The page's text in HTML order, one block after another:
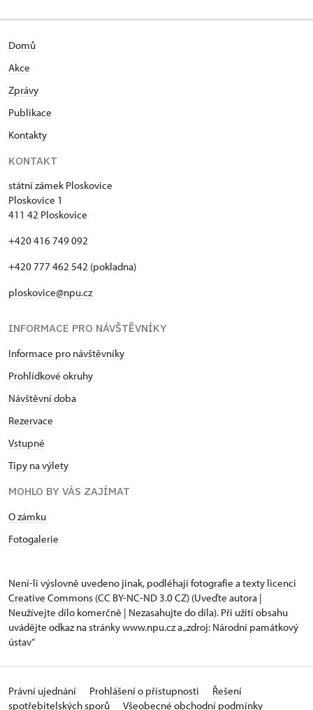
Domů
Akce
Zprávy
Publikace
Kontakty
KONTAKT
státní zámek Ploskovice
Ploskovice 1
411 42 Ploskovice
+420 416 749 092
+420 777 462 542 (pokladna)
ploskovice@npu.cz
INFORMACE PRO NÁVŠTĚVNÍKY
Informace pro návštěvníky
Prohlídkové okruhy
Návštěvní doba
Rezervace
Vstupné
Tipy na výlety
MOHLO BY VÁS ZAJÍMAT
O zámku
Fotogalerie
Není-li výslovně uvedeno jinak, podléhají fotografie a texty licenci
Creative Commons (CC BY-NC-ND 3.0 CZ) (Uveďte autora |
Neužívejte dílo komerčně | Nezasahujte do díla). Při užití obsahu
uvádějte odkaz na stránky www.npu.cz a „zdroj: Národní památkový
ústav“
Právní ujednání Prohlášení o přístupnosti
Řešení
spotřebitelských sporů
Všeobecné obchodní podmínky